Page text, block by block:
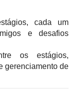
cada um
e desafios
os estágios,
gerenciamento de